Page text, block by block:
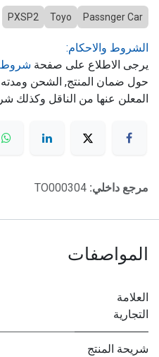
Passnger Car
Toyo
PXSP2
الشروط والاحكام:
يرجى الاطلاع على صفحة شروط
حول ضمان المنتج, الشحن
المعلن عنها من الناقل وكذلك
مرجع داخلي: TO000304
المواصفات
العلامة
التجارية
شريحة المنتج